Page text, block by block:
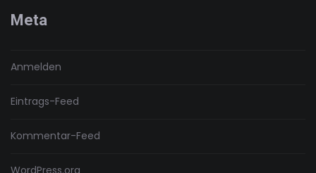
Meta
Anmelden
Eintrags-Feed
Kommentar-Feed
WordPress.org